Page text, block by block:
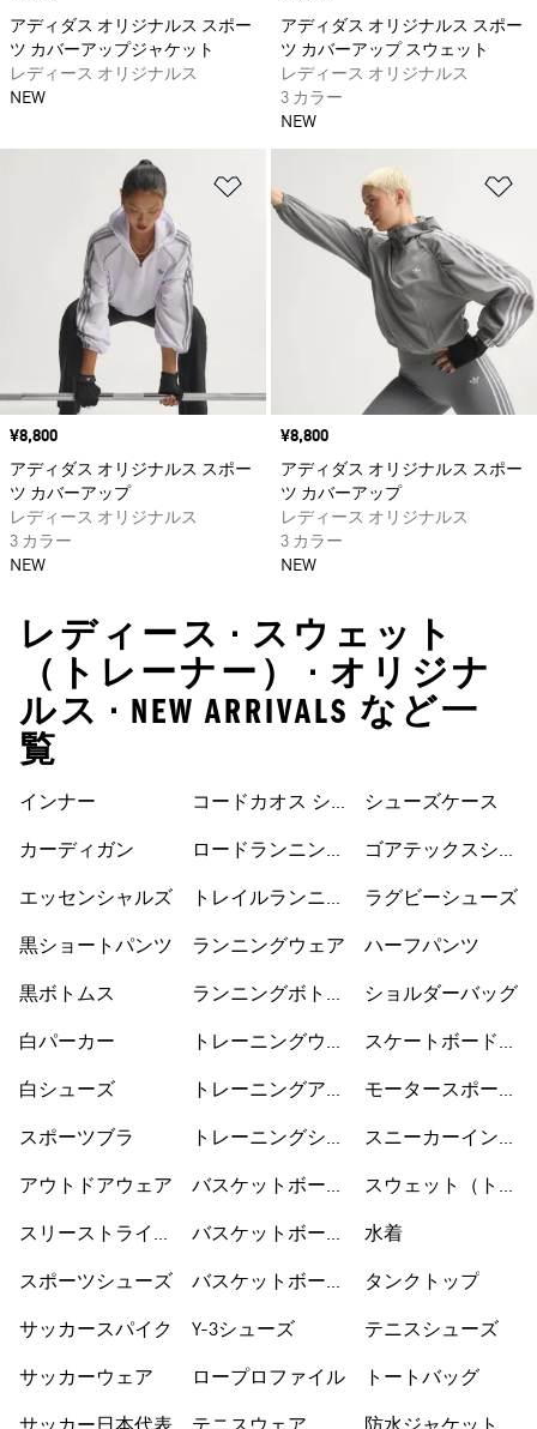
アディダス オリジナルス スポー
ツ カバーアップジャケット
レディース オリジナルス
NEW
アディダス オリジナルス スポー
ツ カバーアップ スウェット
レディース オリジナルス
3 カラー
NEW
ほしいものリストに追加
価格
¥8,800
アディダス オリジナルス スポー
ツ カバーアップ
レディース オリジナルス
3 カラー
NEW
価格
¥8,800
アディダス オリジナルス スポー
ツ カバーアップ
レディース オリジナルス
3 カラー
NEW
レディース • スウェット
（トレーナー） • オリジナ
ルス • NEW ARRIVALS など一
覧
インナー
カーディガン
エッセンシャルズ
黒ショートパンツ
黒ボトムス
白パーカー
白シューズ
スポーツブラ
アウトドアウェア
スリーストライプ
スポーツシューズ
サッカースパイク
サッカーウェア
コードカオス シ
ロードランニング
トレイルランニン
ランニングウェア
ランニングボトム
トレーニングウェ
トレーニングアク
トレーニングシュ
バスケットボール
バスケットボール
バスケットボール
Y-3シューズ
ロープロファイル
シューズケース
ゴアテックスシュ
ラグビーシューズ
ハーフパンツ
ショルダーバッグ
スケートボードシ
モータースポーツ
スニーカーインソ
スウェット（トレ
水着
タンクトップ
テニスシューズ
トートバッグ